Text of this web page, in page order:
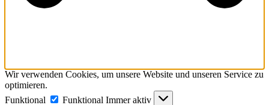
Wir verwenden Cookies, um unsere Website und unseren Service zu
optimieren.
Funktional
Funktional Immer aktiv